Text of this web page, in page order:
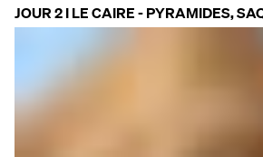
JOUR 2 I LE CAIRE - PYRAMIDES,